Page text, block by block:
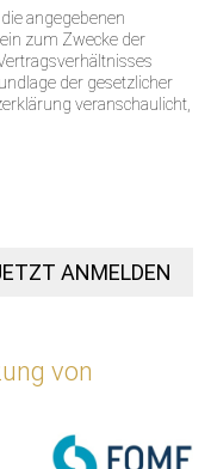
angegebenen
zum Zwecke der
der gesetzlicher
veranschaulicht,
ANMELDEN
von